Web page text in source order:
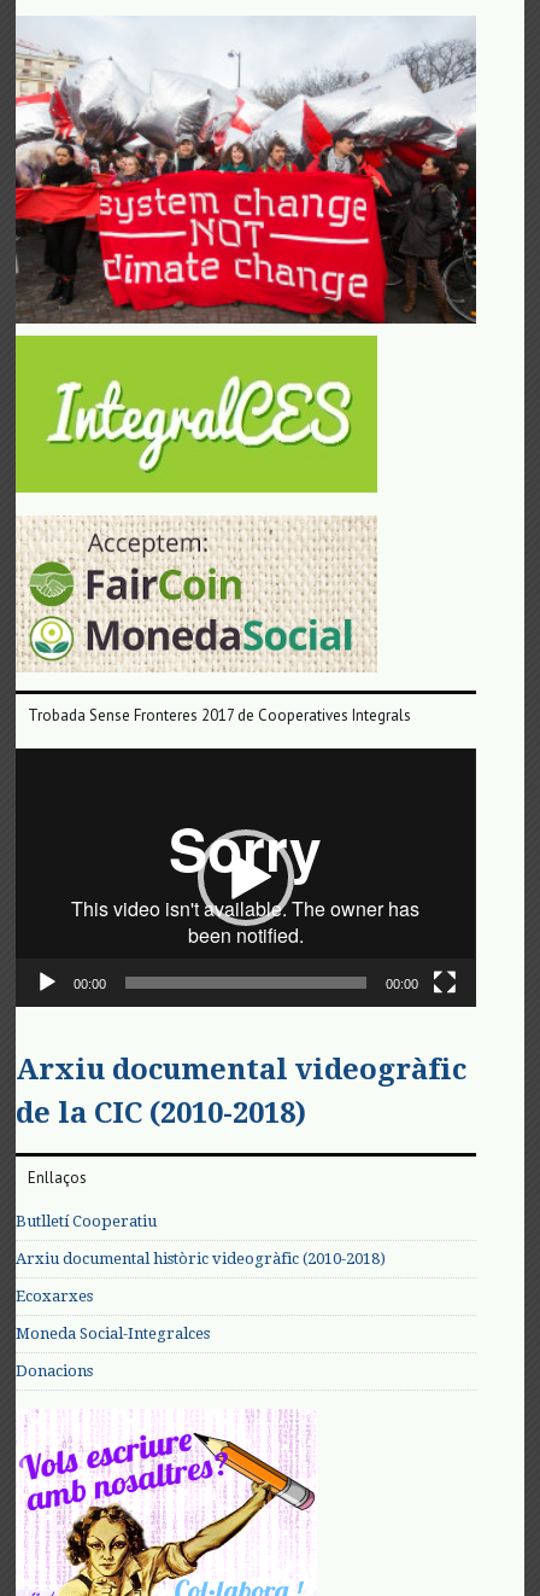
Trobada Sense Fronteres 2017 de Cooperatives Integrals
00:00 00:00
Arxiu documental videogràfic
de la CIC (2010-2018)
Enllaços
Butlletí Cooperatiu
Arxiu documental històric videogràfic (2010-2018)
Ecoxarxes
Moneda Social-Integralces
Donacions